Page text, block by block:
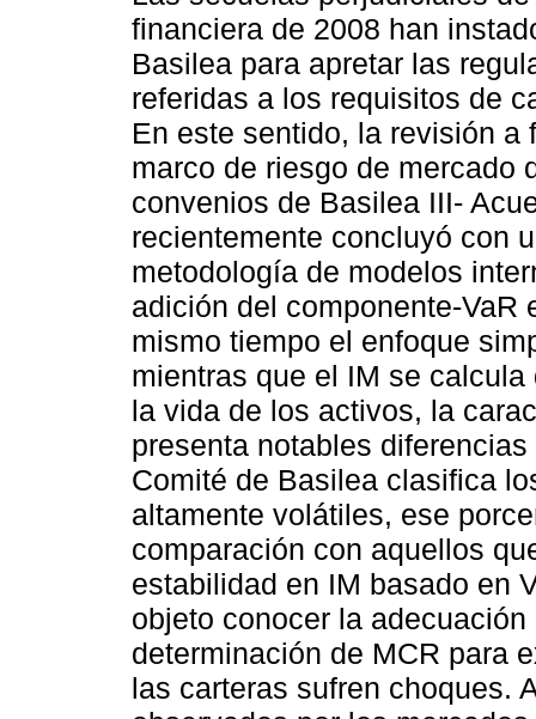
financiera de 2008 han
Basilea para apretar las
referidas a los requisitos de
En este sentido, la revisión a
marco de riesgo de mercado
convenios de Basilea III-
recientemente concluyó con
metodología de modelos
adición del componente-VaR
mismo tiempo el enfoque
mientras que el IM se
la vida de los activos, la
presenta notables
Comité de Basilea clasifica
altamente volátiles, ese
comparación con aquellos
estabilidad en IM basado en
objeto conocer la
determinación de MCR para
las carteras sufren choques.